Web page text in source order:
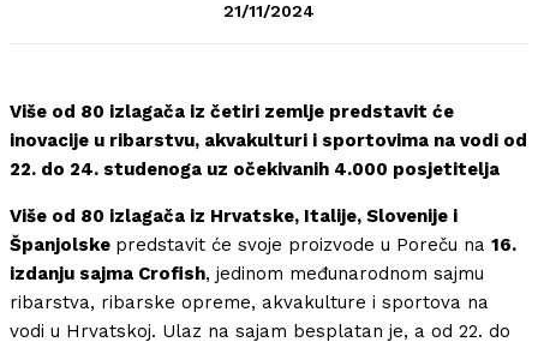
21/11/2024
Više od 80 izlagača iz četiri zemlje predstavit će
inovacije u ribarstvu, akvakulturi i sportovima na vodi od
22. do 24. studenoga uz očekivanih 4.000 posjetitelja
Više od 80 izlagača iz Hrvatske, Italije, Slovenije i
Španjolske predstavit će svoje proizvode u Poreču na 16.
izdanju sajma Crofish, jedinom međunarodnom sajmu
ribarstva, ribarske opreme, akvakulture i sportova na
vodi u Hrvatskoj. Ulaz na sajam besplatan je, a od 22. do